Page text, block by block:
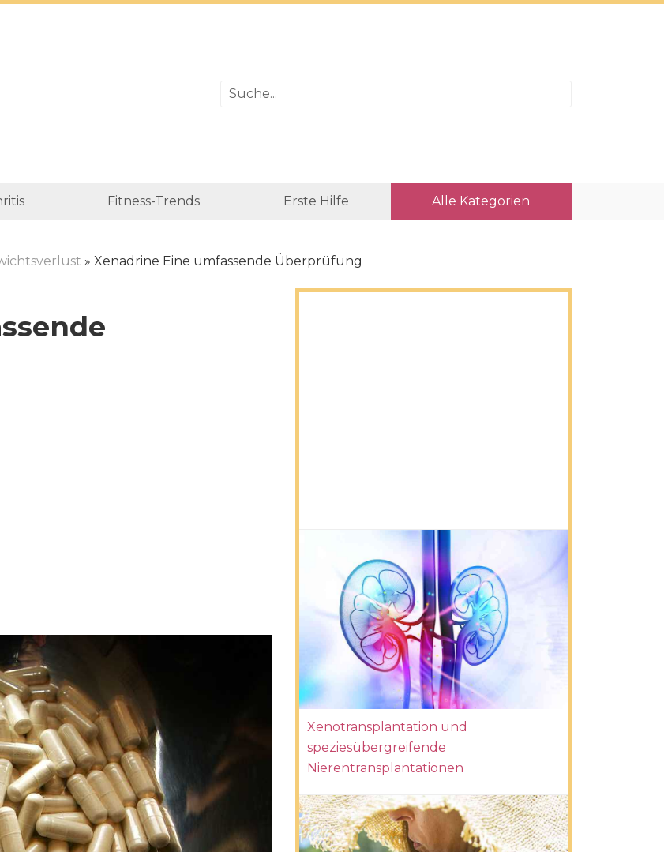
Fitness-Trends Erste Hilfe Alle Kategorien
» Xenadrine Eine umfassende Überprüfung
Xenotransplantation und
speziesübergreifende
Nierentransplantationen